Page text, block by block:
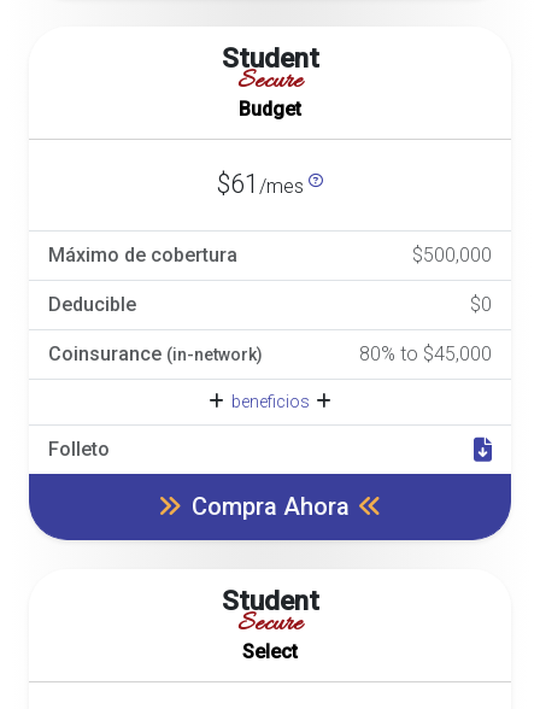
Student
Secure
Budget
$61 /mes
Máximo de cobertura $500,000
Deducible $0
Coinsurance (in-network) 80% to $45,000
beneficios
Folleto
Compra Ahora
Student
Secure
Select